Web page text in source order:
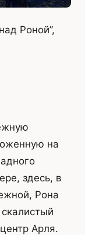
Роной”,
на
здесь, в
Рона
Арля.